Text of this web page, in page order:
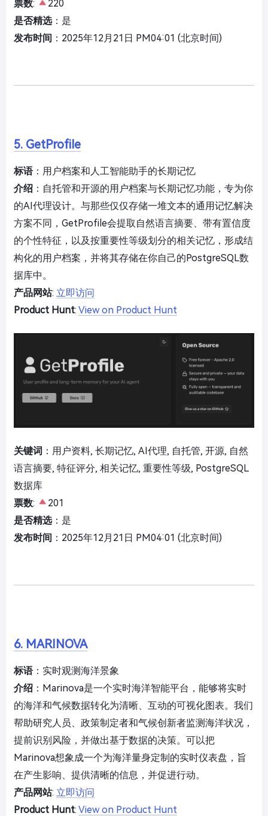
票数:
220
是否精选：是
发布时间 ：2025年12月21日 PM04:01 (北京时间)
5. GetProfile
标语：用户档案和人工智能助手的长期记忆
介绍 ：自托管和开源的用户档案与长期记忆功能，专为你
的AI代理设计。与那些仅仅存储一堆文本的通用记忆解决
方案不同，GetProfile会提取自然语言摘要、带有置信度
的个性特征，以及按重要性等级划分的相关记忆，形成结
构化的用户档案，并将其存储在你自己的PostgreSQL数
据库中。
产品网站: 立即访问
Product Hunt: View on Product Hunt
关键词 ：用户资料, 长期记忆, AI代理, 自托管, 开源, 自然
语言摘要, 特征评分, 相关记忆, 重要性等级, PostgreSQL
数据库
票数:
201
是否精选：是
发布时间 ：2025年12月21日 PM04:01 (北京时间)
6. MARINOVA
标语：实时观测海洋景象
介绍 ：Marinova是一个实时海洋智能平台，能够将实时
的海洋和气候数据转化为清晰、互动的可视化图表。我们
帮助研究人员、政策制定者和气候创新者监测海洋状况，
提前识别风险，并做出基于数据的决策。可以把
Marinova想象成一个为海洋量身定制的实时仪表盘，旨
在产生影响、提供清晰的信息，并促进行动。
产品网站: 立即访问
Product Hunt: View on Product Hunt